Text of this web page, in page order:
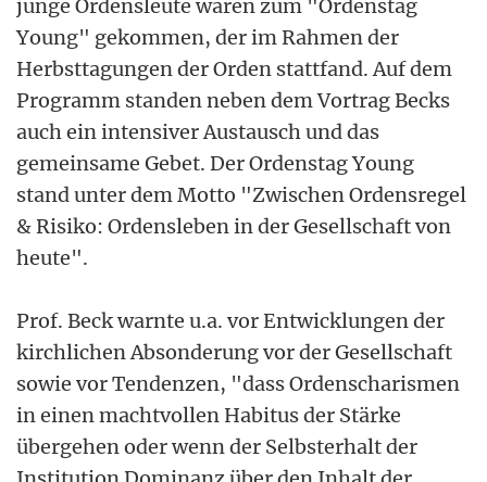
junge Ordensleute waren zum "Ordenstag
Young" gekommen, der im Rahmen der
Herbsttagungen der Orden stattfand. Auf dem
Programm standen neben dem Vortrag Becks
auch ein intensiver Austausch und das
gemeinsame Gebet. Der Ordenstag Young
stand unter dem Motto "Zwischen Ordensregel
& Risiko: Ordensleben in der Gesellschaft von
heute".
Prof. Beck warnte u.a. vor Entwicklungen der
kirchlichen Absonderung vor der Gesellschaft
sowie vor Tendenzen, "dass Ordenscharismen
in einen machtvollen Habitus der Stärke
übergehen oder wenn der Selbsterhalt der